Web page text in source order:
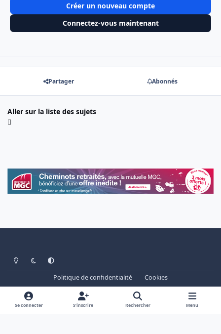
Créer un nouveau compte
Connectez-vous maintenant
Partager Abonnés
Aller sur la liste des sujets
Light ModeDark ModeSystem Preference
Politique de confidentialité
Cookies
www.cheminots.net - Forum Libre depuis 2003
Powered by
Invision Community
Se connecter S’inscrire Rechercher Menu